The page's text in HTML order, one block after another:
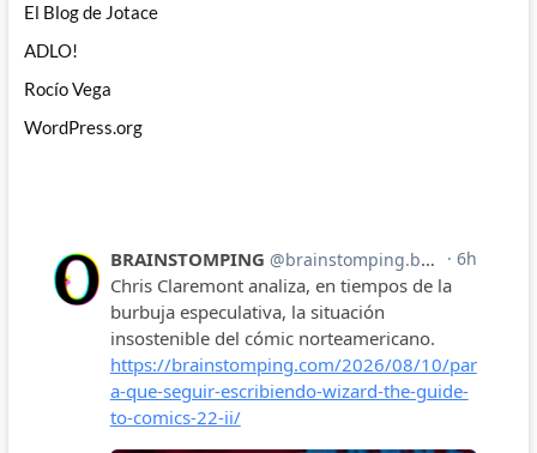
El Blog de Jotace
ADLO!
Rocío Vega
WordPress.org